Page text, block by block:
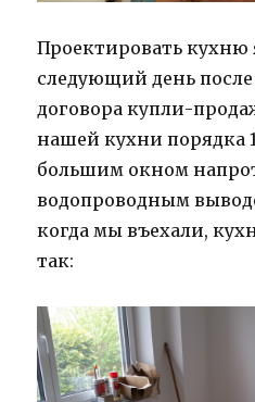
Проектировать кухню
следующий день
договора купли-
нашей кухни порядка
большим окном
водопроводным
когда мы въехали,
так: